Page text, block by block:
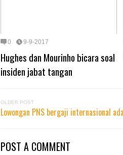
0 9-9-2017
Hughes dan Mourinho bicara soal
insiden jabat tangan
OLDER POST
Lowongan PNS bergaji internasional
POST A COMMENT